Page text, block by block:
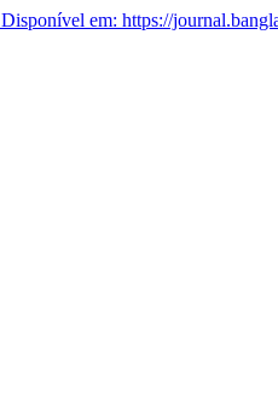
Disponível em: https://